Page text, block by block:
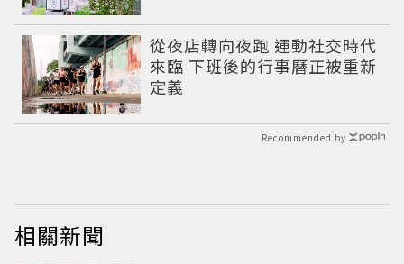
從夜店轉向夜跑 運動社交時代
來臨 下班後的行事曆正被重新
定義
Recommended by
相關新聞